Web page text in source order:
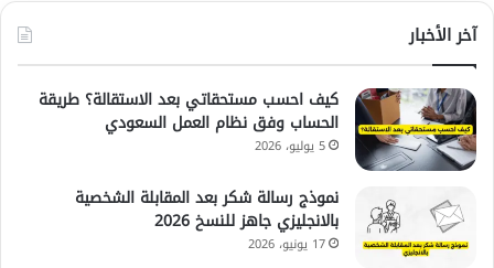
آخر الأخبار
كيف احسب مستحقاتي بعد الاستقالة؟ طريقة
الحساب وفق نظام العمل السعودي
5 يوليو، 2026
نموذج رسالة شكر بعد المقابلة الشخصية
بالانجليزي جاهز للنسخ 2026
17 يونيو، 2026